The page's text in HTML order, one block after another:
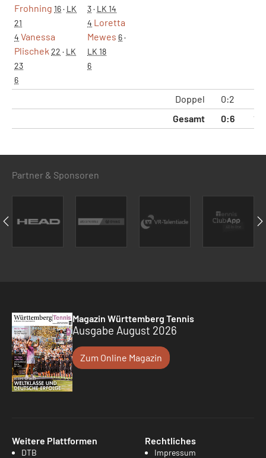
Frohning 16· LK
21
4 Vanessa
Plischek 22 · LK
23
6
3· LK 14
4 Loretta
Mewes 6·
LK 18
6
Doppel 0:2
Gesamt
0:6
Partner & Sponsoren
Magazin Württemberg Tennis
Ausgabe August 2026
Zum Online Magazin
Weitere Plattformen
DTB
Rechtliches
Impressum